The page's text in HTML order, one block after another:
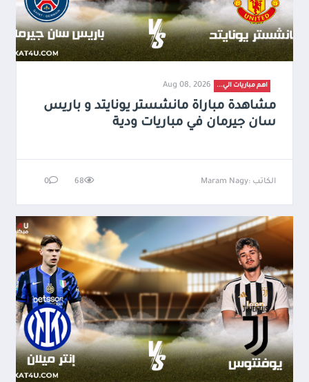
اهم مباريات الي... Aug 08, 2026
مشاهدة مباراة مانشستر يونايتد و باريس
سان جيرمان في مباريات ودية
الكاتب :Maram Nagy 68
0